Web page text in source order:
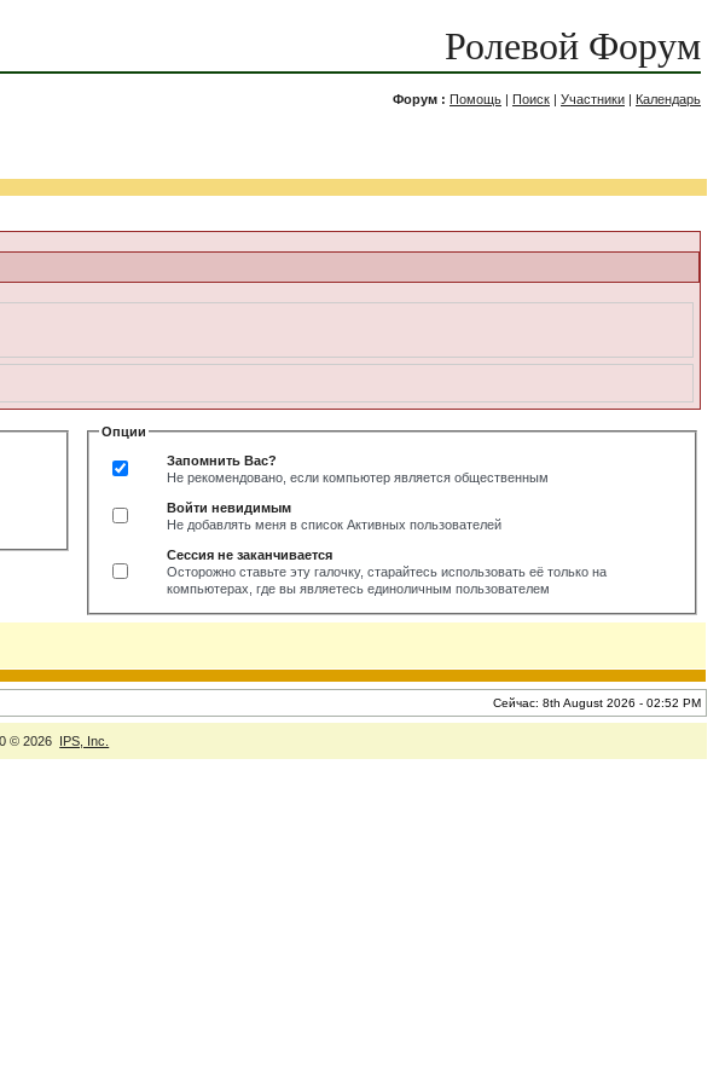
Ролевой Форум
Форум : Помощь | Поиск | Участники | Календарь
Опции
Запомнить Вас?
Не рекомендовано, если компьютер является общественным
Войти невидимым
Не добавлять меня в список Активных пользователей
Сессия не заканчивается
Осторожно ставьте эту галочку, старайтесь использовать её только на
компьютерах, где вы являетесь единоличным пользователем
Сейчас: 8th August 2026 - 02:52 PM
© 2026 IPS, Inc.